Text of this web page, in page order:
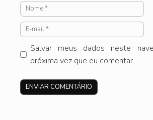
Nome
E-
mail
Salvar meus dados neste
próxima vez que eu comentar.
Site